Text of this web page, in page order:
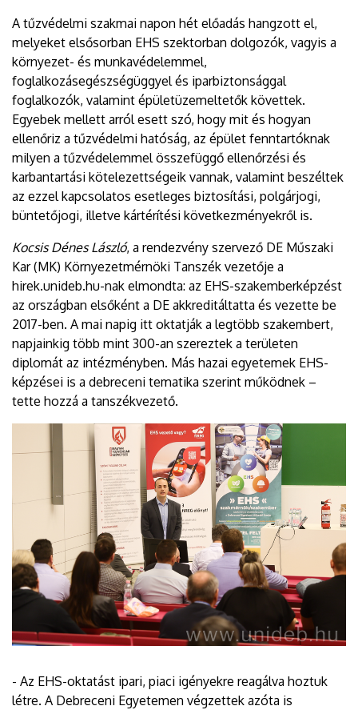
A tűzvédelmi szakmai napon hét előadás hangzott el,
melyeket elsősorban EHS szektorban dolgozók, vagyis a
környezet- és munkavédelemmel,
foglalkozásegészségüggyel és iparbiztonsággal
foglalkozók, valamint épületüzemeltetők követtek.
Egyebek mellett arról esett szó, hogy mit és hogyan
ellenőriz a tűzvédelmi hatóság, az épület fenntartóknak
milyen a tűzvédelemmel összefüggő ellenőrzési és
karbantartási kötelezettségeik vannak, valamint beszéltek
az ezzel kapcsolatos esetleges biztosítási, polgárjogi,
büntetőjogi, illetve kártérítési következményekről is.
Kocsis Dénes László, a rendezvény szervező DE Műszaki
Kar (MK) Környezetmérnöki Tanszék vezetője a
hirek.unideb.hu-nak elmondta: az EHS-szakemberképzést
az országban elsőként a DE akkreditáltatta és vezette be
2017-ben. A mai napig itt oktatják a legtöbb szakembert,
napjainkig több mint 300-an szereztek a területen
diplomát az intézményben. Más hazai egyetemek EHS-
képzései is a debreceni tematika szerint működnek –
tette hozzá a tanszékvezető.
- Az EHS-oktatást ipari, piaci igényekre reagálva hoztuk
létre. A Debreceni Egyetemen végzettek azóta is